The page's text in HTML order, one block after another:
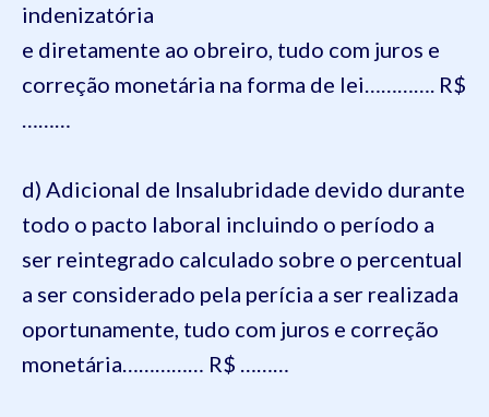
indenizatória
e diretamente ao obreiro, tudo com juros e
correção monetária na forma de lei…………. R$
………
d) Adicional de Insalubridade devido durante
todo o pacto laboral incluindo o período a
ser reintegrado calculado sobre o percentual
a ser considerado pela perícia a ser realizada
oportunamente, tudo com juros e correção
monetária…………… R$ ………